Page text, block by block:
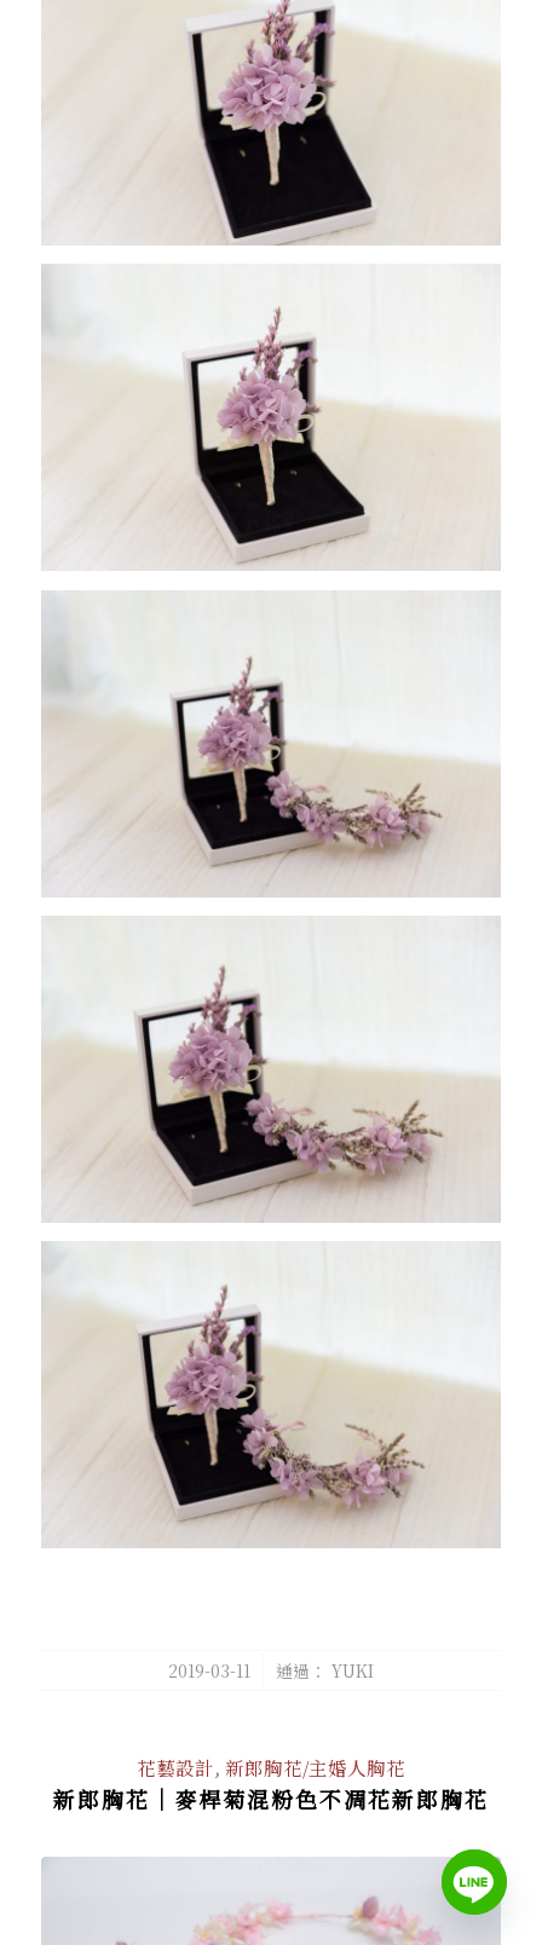
2019-03-11
/ 通過： YUKI
花藝設計, 新郎胸花/主婚人胸花
新郎胸花｜麥桿菊混粉色不凋花新郎胸花